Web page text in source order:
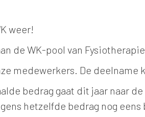
weer!
de WK-pool van
medewerkers. De deelname
bedrag gaat dit jaar naar
hetzelfde bedrag nog eens